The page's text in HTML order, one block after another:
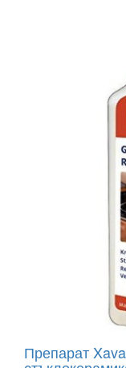
Препарат